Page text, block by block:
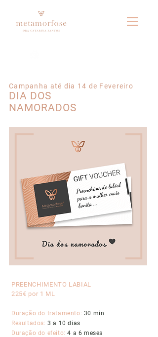
Campanha até dia 14 de Fevereiro
DIA DOS
NAMORADOS
PREENCHIMENTO LABIAL
225€ por 1 ML
Duração do tratamento: 30 min
Resultados:3 a 10 dias
Duração do efeito:4 a 6 meses